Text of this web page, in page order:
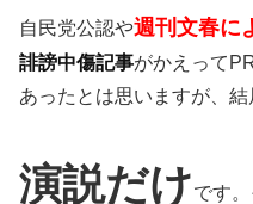
自民党公認や週刊文春に
誹謗中傷記事がかえって
あったとは思いますが、
演説だけです